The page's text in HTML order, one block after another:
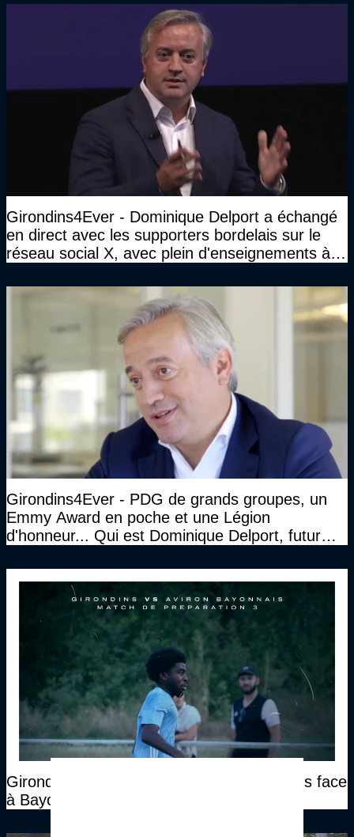
Girondins4Ever - Dominique Delport a échangé
en direct avec les supporters bordelais sur le
réseau social X, avec plein d'enseignements à la
Girondins4Ever - PDG de grands groupes, un
Emmy Award en poche et une Légion
d'honneur... Qui est Dominique Delport, futur
Girondins4Ever - Une défaite des Girondins face
à Bayonne, mais là n'était pas l'essentiel